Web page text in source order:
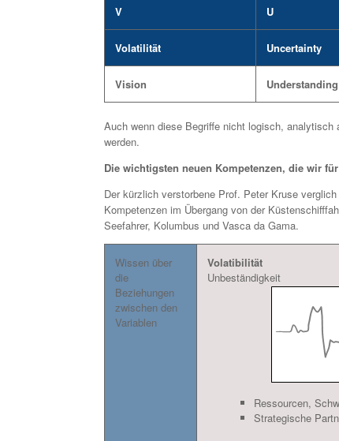
V U
Volatilität Uncertainty
Vision Understanding
Auch wenn diese Begriffe nicht logisch,
werden.
Die wichtigsten neuen Kompetenzen, die wir
Der kürzlich verstorbene Prof. Peter Kruse
Kompetenzen im Übergang von der
Seefahrer, Kolumbus und Vasca da Gama.
Wissen über
die
Beziehungen
zwischen den
Variablen
Volatibilität
Unbeständigkeit
Ressourcen,
Strategische